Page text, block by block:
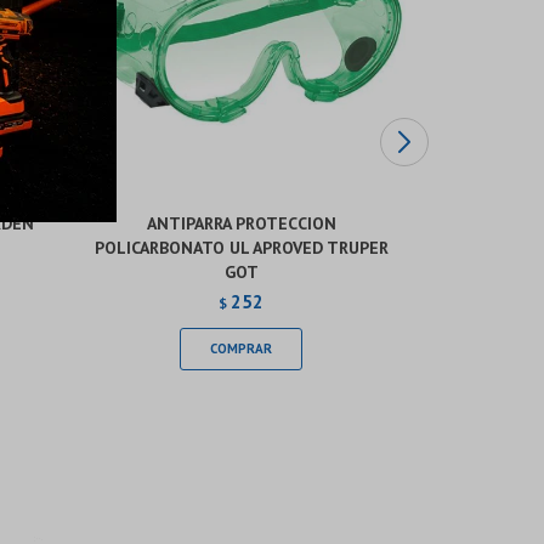
ANTIPARRA PROTECCION
POLICARBONATO UL APROVED TRUPER
GOT
$ 252